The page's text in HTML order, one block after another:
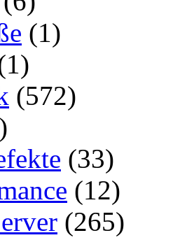
(1)
(572)
(33)
(12)
(265)